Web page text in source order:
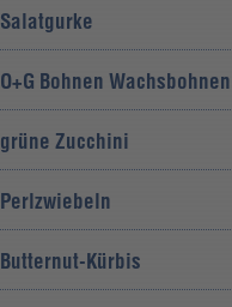
Salatgurke
O+G Bohnen Wachsbohnen
grüne Zucchini
Perlzwiebeln
Butternut-Kürbis